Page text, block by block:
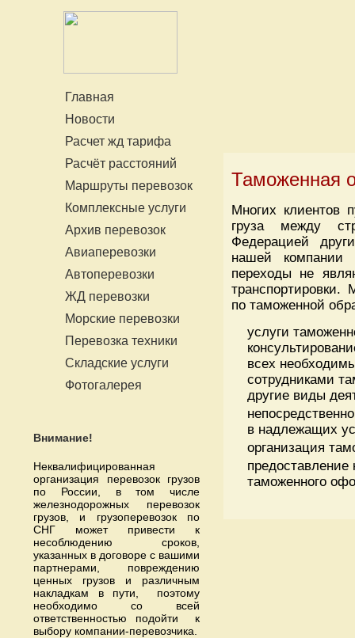
Главная
Новости
Расчет жд тарифа
Расчёт расстояний
Маршруты перевозок
Комплексные услуги
Архив перевозок
Авиаперевозки
Автоперевозки
ЖД перевозки
Морские перевозки
Перевозка техники
Складские услуги
Фотогалерея
Внимание!
Неквалифицированная
организация перевозок грузов
по России, в том числе
железнодорожных перевозок
грузов, и грузоперевозок по
СНГ может привести к
несоблюдению сроков,
указанных в договоре с вашими
партнерами, повреждению
ценных грузов и различным
накладкам в пути, поэтому
необходимо со всей
ответственностью подойти к
выбору компании-перевозчика.
Таможенная
Многих клиентов
груза между
Федерацией
нашей компании
переходы не
по таможенной
услуги
всех
сотрудниками
другие виды
в надлежащих
организация
таможенного